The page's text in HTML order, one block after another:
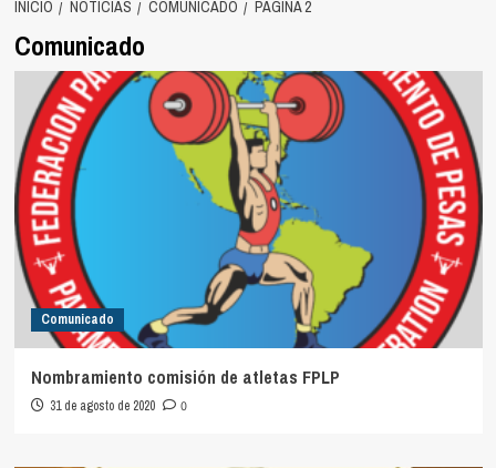
INICIO NOTICIAS COMUNICADO PÁGINA 2
Comunicado
Comunicado
Nombramiento comisión de atletas FPLP
31 de agosto de 2020 0